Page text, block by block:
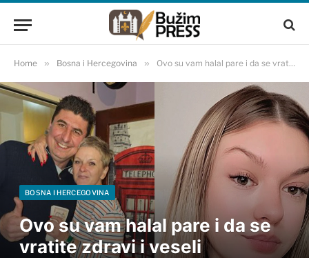
Home » Bosna i Hercegovina » Ovo su vam halal pare i da se vratite zdravi i veseli
BOSNA I HERCEGOVINA
Ovo su vam halal pare i da se
vratite zdravi i veseli